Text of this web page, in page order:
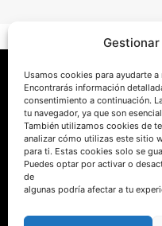
Usamos cookies para ayudarte
Encontrarás información
consentimiento a continuación.
tu navegador, ya que son
También utilizamos cookies de
analizar cómo utilizas este sitio
para ti. Estas cookies solo se
Puedes optar por activar o
de
algunas podría afectar a tu
HABLEMOS